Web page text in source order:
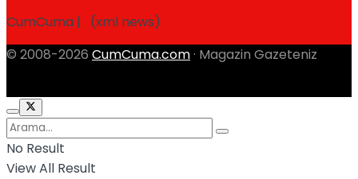
CumCuma | (xml news)
© 2008-2026 CumCuma.com · Magazin Gazeteniz
No Result
View All Result